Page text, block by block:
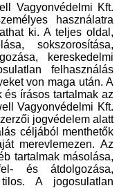
Vagyonvédelmi Kft.
használatra
ki. A teljes oldal,
sokszorosítása,
kereskedelmi
felhasználás
von maga után. A
és írásos tartalmak az
Vagyonvédelmi Kft.
jogvédelem alatt
céljából menthetők
merevlemezen. Az
tartalmak másolása,
és átdolgozása,
A jogosulatlan